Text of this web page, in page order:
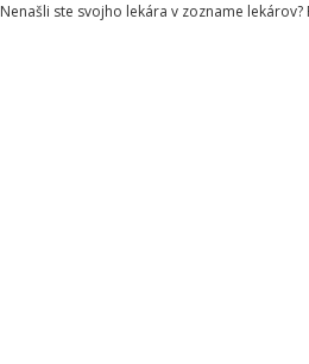
Nenašli ste svojho lekára v zozname